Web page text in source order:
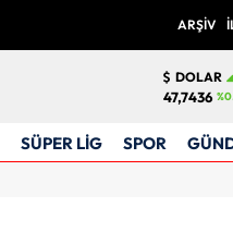
ARŞİV
DOLAR
47,7436
SÜPER LİG SPOR